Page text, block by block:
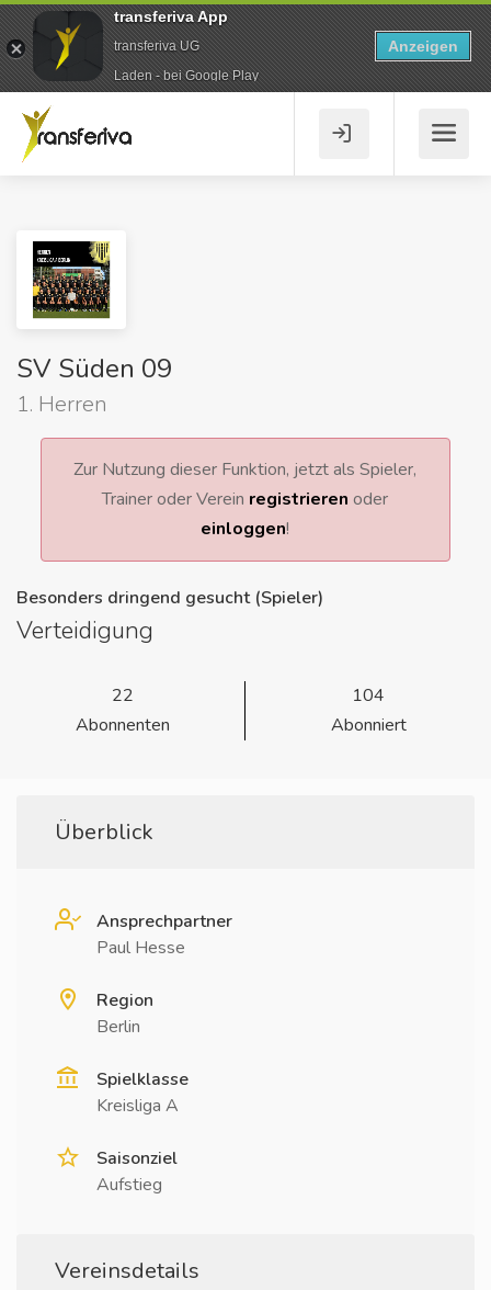
SV Süden 09
1. Herren
Zur Nutzung dieser Funktion, jetzt als Spieler,
Trainer oder Verein registrieren oder
einloggen!
Besonders dringend gesucht (Spieler)
Verteidigung
22
Abonnenten
104
Abonniert
Überblick
Ansprechpartner
Paul Hesse
Region
Berlin
Spielklasse
Kreisliga A
Saisonziel
Aufstieg
Vereinsdetails
transferiva App
transferiva UG
Laden - bei Google Play
Anzeigen